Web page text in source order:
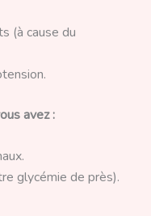
(à cause du
avez :
glycémie de près).